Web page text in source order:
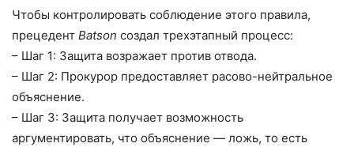
Чтобы контролировать соблюдение этого правила,
прецедент Batson создал трехэтапный процесс:
– Шаг 1: Защита возражает против отвода.
– Шаг 2: Прокурор предоставляет расово-нейтральное
объяснение.
– Шаг 3: Защита получает возможность
аргументировать, что объяснение — ложь, то есть